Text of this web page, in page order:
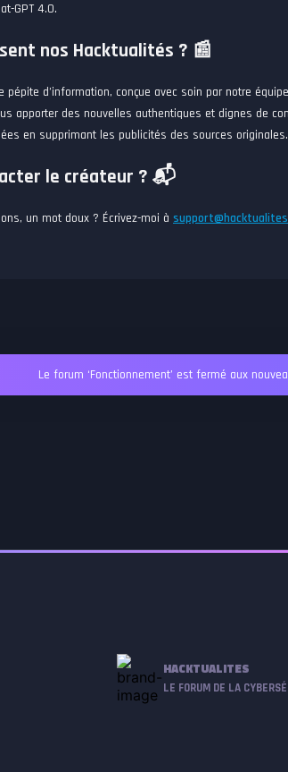
GPT 4.0.
nos Hacktualités ? 📰
pépite d’information, conçue avec soin par notre
apporter des nouvelles authentiques et dignes de
en supprimant les publicités des sources originales.
le créateur ? 📬
un mot doux ? Écrivez-moi à
Le forum ‘Fonctionnement’ est fermé aux
HACKTUALITES
LE FORUM DE LA